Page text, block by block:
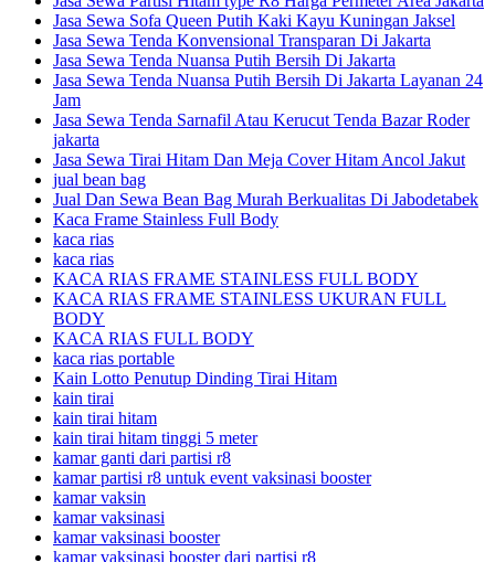
Jasa Sewa Sofa Queen Putih Kaki Kayu Kuningan Jaksel
Jasa Sewa Tenda Konvensional Transparan Di Jakarta
Jasa Sewa Tenda Nuansa Putih Bersih Di Jakarta
Jasa Sewa Tenda Nuansa Putih Bersih Di Jakarta Layanan 24
Jam
Jasa Sewa Tenda Sarnafil Atau Kerucut Tenda Bazar Roder
jakarta
Jasa Sewa Tirai Hitam Dan Meja Cover Hitam Ancol Jakut
jual bean bag
Jual Dan Sewa Bean Bag Murah Berkualitas Di Jabodetabek
Kaca Frame Stainless Full Body
kaca rias
kaca rias
KACA RIAS FRAME STAINLESS FULL BODY
KACA RIAS FRAME STAINLESS UKURAN FULL
BODY
KACA RIAS FULL BODY
kaca rias portable
Kain Lotto Penutup Dinding Tirai Hitam
kain tirai
kain tirai hitam
kain tirai hitam tinggi 5 meter
kamar ganti dari partisi r8
kamar partisi r8 untuk event vaksinasi booster
kamar vaksin
kamar vaksinasi
kamar vaksinasi booster
kamar vaksinasi booster dari partisi r8